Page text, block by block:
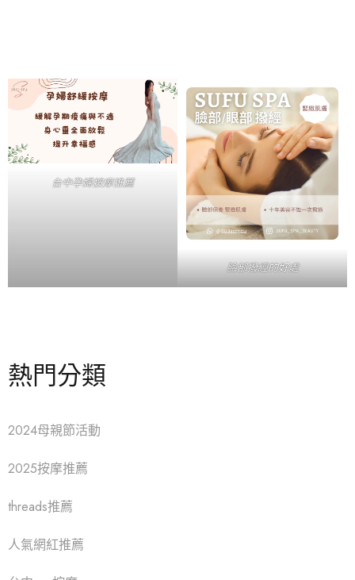
台中孕婦按摩推薦
臉部撥經的好處
熱門分類
2024母親節活動
2025按摩推薦
threads推薦
人氣網紅推薦